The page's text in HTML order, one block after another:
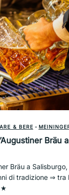
& BERE -
Bräu
Bräu a
di tradizione ⇒ tra
★